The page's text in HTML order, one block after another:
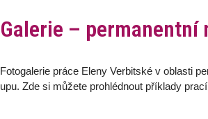
Galerie – permanentní
Fotogalerie práce Eleny Verbitské v oblasti
upu. Zde si můžete prohlédnout příklady